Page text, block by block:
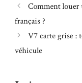
Comment louer
français ?
V7 carte grise :
véhicule